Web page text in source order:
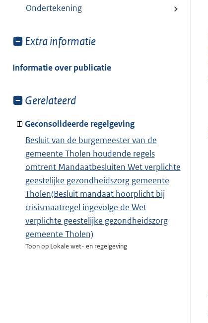
Ondertekening
Toon
van:
Extra informatie
Informatie over publicatie
Toon
van:
Gerelateerd
Geconsolideerde regelgeving
Besluit van de burgemeester van de
gemeente Tholen houdende regels
omtrent Mandaatbesluiten Wet verplichte
geestelijke gezondheidszorg gemeente
Tholen(Besluit mandaat hoorplicht bij
crisismaatregel ingevolge de Wet
verplichte geestelijke gezondheidszorg
gemeente Tholen)
Toon op Lokale wet- en regelgeving